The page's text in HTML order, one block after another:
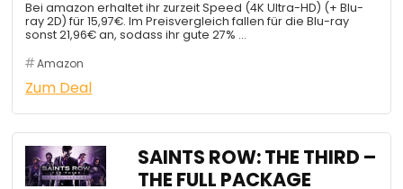
Bei amazon erhaltet ihr zurzeit Speed (4K Ultra-HD) (+ Blu-
ray 2D) für 15,97€. Im Preisvergleich fallen für die Blu-ray
sonst 21,96€ an, sodass ihr gute 27% …
Amazon
Zum Deal
SAINTS ROW: THE THIRD –
THE FULL PACKAGE